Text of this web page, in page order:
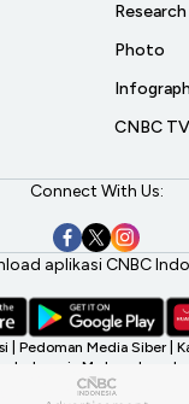
Research
Photo
CNBC TV
Connect With Us:
aplikasi CNBC
Pedoman Media Siber
Indonesia My Investment
Indonesia, A Transmedia